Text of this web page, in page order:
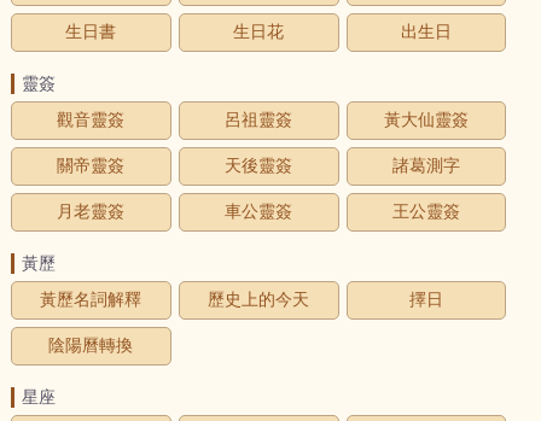
生日書 生日花 出生日
靈簽
觀音靈簽
呂祖靈簽 黃大仙靈簽
關帝靈簽 天後靈簽 諸葛測字
月老靈簽 車公靈簽 王公靈簽
黃歷
黃歷名詞解釋
歷史上的今天 擇日
陰陽曆轉換
星座